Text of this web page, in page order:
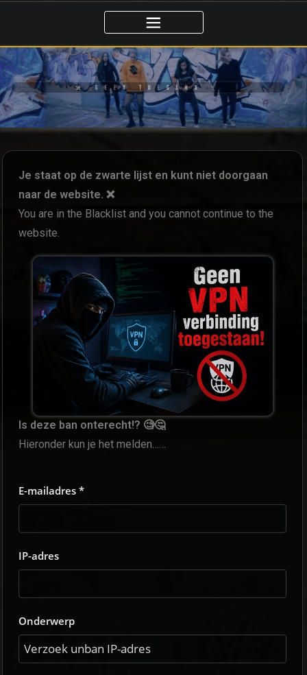
🚨 GEEN TOEGANG ‼️
Je staat op de zwarte lijst en kunt niet doorgaan
naar de website. ❌
You are in the Blacklist and you cannot continue to the
website.
Is deze ban onterecht!? 🧐🤔
Hieronder kun je het melden……
E-mailadres *
IP-adres
Onderwerp